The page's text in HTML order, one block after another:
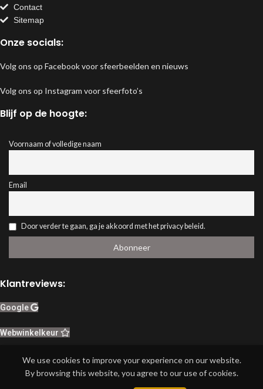
Contact
Sitemap
Onze socials:
Volg ons op Facebook voor sfeerbeelden en nieuws
Volg ons op Instagram voor sfeerfoto’s
Blijf op de hoogte:
Voornaam of volledige naam
Email
Door verder te gaan, ga je akkoord met het privacy beleid.
Klantreviews:
Google
Webwinkelkeur
We use cookies to improve your experience on our website.
By browsing this website, you agree to our use of cookies.